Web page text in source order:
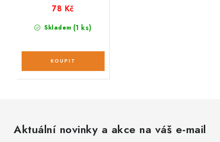
Skladem (1 ks)
78 Kč
Aktuální novinky a akce na váš e-mail